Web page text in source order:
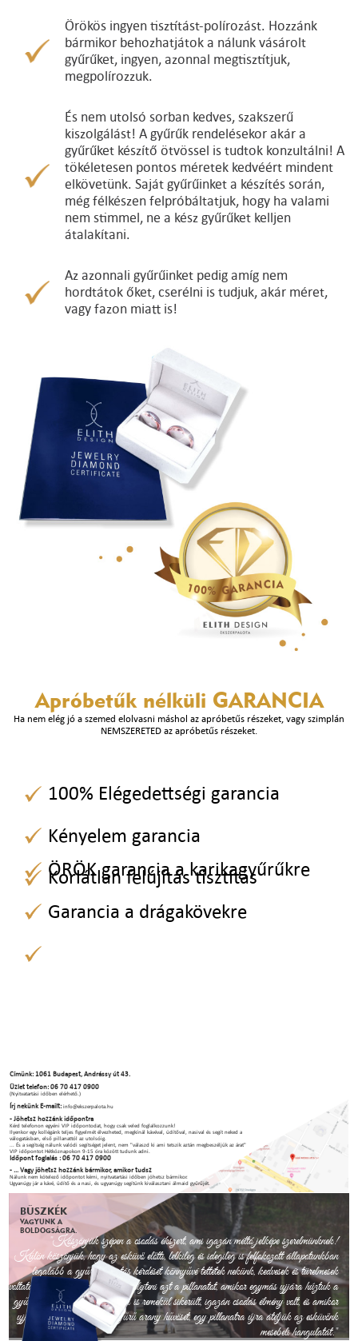
Örökös ingyen tisztítást-polírozást. Hozzánk
bármikor behozhatjátok a nálunk vásárolt
gyűrűket, ingyen, azonnal megtisztítjuk,
megpolírozzuk.
És nem utolsó sorban kedves, szakszerű
kiszolgálást! A gyűrűk rendelésekor akár a
gyűrűket készítő ötvössel is tudtok konzultálni! A
tökéletesen pontos méretek kedvéért mindent
elkövetünk. Saját gyűrűinket a készítés során,
még félkészen felpróbáltatjuk, hogy ha valami
nem stimmel, ne a kész gyűrűket kelljen
átalakítani.
Az azonnali gyűrűinket pedig amíg nem
hordtátok őket, cserélni is tudjuk, akár méret,
vagy fazon miatt is!
Apróbetűk nélküli GARANCIA
Ha nem elég jó a szemed elolvasni máshol az apróbetűs részeket, vagy szimplán
NEMSZERETED az apróbetűs részeket.
100% Elégedettségi garancia
Kényelem garancia
Korlátlan felújítás tisztítás
ÖRÖK garancia a karikagyűrűkre
Garancia a drágakövekre
Címünk: 1061 Budapest, Andrássy út 43.
Üzlet telefon: 06 70 417 0900
(Nyitvatartási időben elérhető.)
Írj nekünk E-mailt:info@ekszerpalota.hu
- Jöhetsz hozzánk időpontra
Kérd telefonon egyéni VIP időpontodat, hogy csak veled foglalkozzunk!
Ilyenkor egy kollégánk teljes figyelmét élvezheted, megkínál kávéval, üdítőval, nasival és segít neked a
válogatásban, első pillanattól az utolsóig.
... És a segítség nálunk valódi segítséget jelent, nem "válaszd ki ami tetszik aztán megbeszéljük az árat"
VIP időpontot Hétköznapokon 9-15 óra között tudunk adni.
Időpont foglalás : 06 70 417 0900
- ... Vagy jöhetsz hozzánk bármikor, amikor tudsz
Nálunk nem kötelező időpontot kérni, nyitvatartási időben jöhetsz bármikor.
Ugyanúgy jár a kávé, üdítő és a nasi, és ugyanúgy segítünk kiválasztani álmaid gyűrűjét.
BÜSZKÉK
VAGYUNK A
BOLDOGSÁGRA.
"Köszönjük szépen a csodás ékszert, ami igazán méltó jelképe szerelmünknek!
Külön köszönjük, hogy az esküvő előtti, lelkileg és idegileg is felfokozott állapotunkban
legalább a gyűrűválasztás kérdését könnyűvé tettétek nekünk, kedvesek és türelmesek
voltatok velünk. Sosem fogjuk elfelejteni azt a pillanatot, amikor egymás ujjára húztuk a
gyűrűket. Az esküvő és a lagzi is remekül sikerült, igazán csodás élmény volt, és amikor
ujjunkkal végigsimítjuk a gyűrű arany hűvösét, egy pillanatra újra átéljük az esküvőnk
mesebeli hangulatát."